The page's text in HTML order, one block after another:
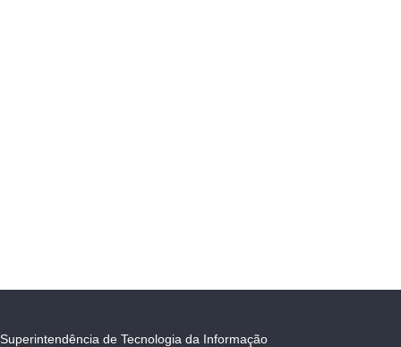
Superintendência de Tecnologia da Informação